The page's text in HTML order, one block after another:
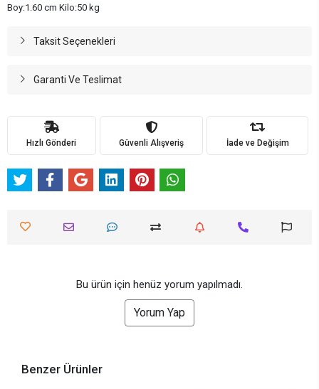
Boy:1.60 cm Kilo:50 kg
Taksit Seçenekleri
Garanti Ve Teslimat
Hızlı Gönderi Güvenli Alışveriş İade ve Değişim
Bu ürün için henüz yorum yapılmadı.
Yorum Yap
Benzer Ürünler